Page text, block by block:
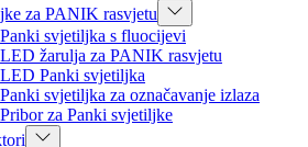
za PANIK rasvjetu
Panki svjetiljka s fluocijevi
LED žarulja za PANIK rasvjetu
LED Panki svjetiljka
Panki svjetiljka za označavanje izlaza
Pribor za Panki svjetiljke